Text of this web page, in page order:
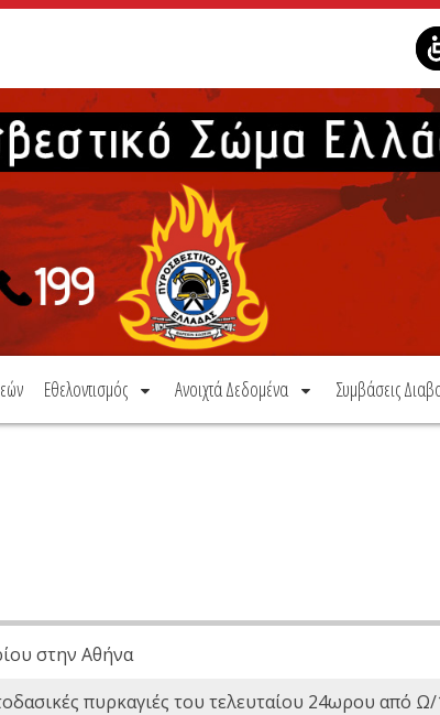
Εθελοντισμός Ανοιχτά Δεδομένα Συμβάσεις
στην Αθήνα
πυρκαγιές του τελευταίου 24ωρου από